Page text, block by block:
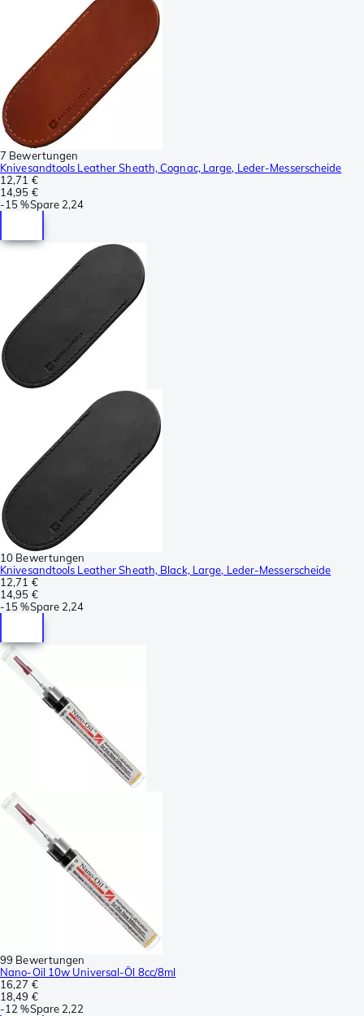
7 Bewertungen
Knivesandtools Leather Sheath, Cognac, Large, Leder-Messerscheide
12,71 €
14,95 €
-15 %Spare 2,24
10 Bewertungen
Knivesandtools Leather Sheath, Black, Large, Leder-Messerscheide
12,71 €
14,95 €
-15 %Spare 2,24
99 Bewertungen
Nano-Oil 10w Universal-Öl 8cc/8ml
16,27 €
18,49 €
-12 %Spare 2,22